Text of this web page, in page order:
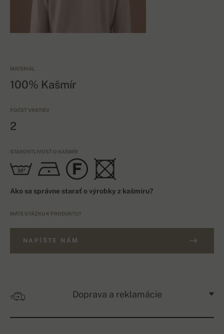
MATERIÁL
100% Kašmír
POČET VRSTIEV
2
STAROSTLIVOSŤ O KAŠMÍR
Ako sa správne starať o výrobky z kašmíru?
MÁTE OTÁZKU K PRODUKTU?
NAPÍŠTE NÁM
Doprava a reklamácie